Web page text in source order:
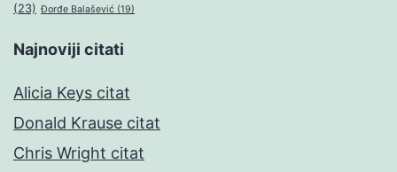
(23) Đorđe Balašević (19)
Najnoviji citati
Alicia Keys citat
Donald Krause citat
Chris Wright citat